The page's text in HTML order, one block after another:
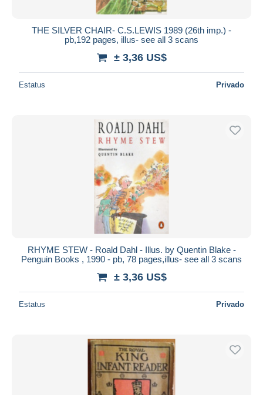
THE SILVER CHAIR- C.S.LEWIS 1989 (26th imp.) -
pb,192 pages, illus- see all 3 scans
± 3,36 US$
Estatus Privado
RHYME STEW - Roald Dahl - Illus. by Quentin Blake -
Penguin Books , 1990 - pb, 78 pages,illus- see all 3 scans
± 3,36 US$
Estatus Privado